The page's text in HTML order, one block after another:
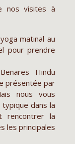
nos visites à
matinal au
pour prendre
Hindu
présentée par
nous vous
dans la
rencontrer la
les principales